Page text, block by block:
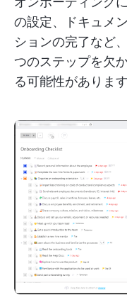
の設定、ドキュメ
ションの完了など
つのステップを欠
る可能性があります